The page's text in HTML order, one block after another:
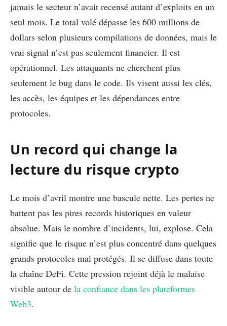
jamais le secteur n’avait recensé autant d’exploits en un
seul mois. Le total volé dépasse les 600 millions de
dollars selon plusieurs compilations de données, mais le
vrai signal n’est pas seulement financier. Il est
opérationnel. Les attaquants ne cherchent plus
seulement le bug dans le code. Ils visent aussi les clés,
les accès, les équipes et les dépendances entre
protocoles.
Un record qui change la
lecture du risque crypto
Le mois d’avril montre une bascule nette. Les pertes ne
battent pas les pires records historiques en valeur
absolue. Mais le nombre d’incidents, lui, explose. Cela
signifie que le risque n’est plus concentré dans quelques
grands protocoles mal protégés. Il se diffuse dans toute
la chaîne DeFi. Cette pression rejoint déjà le malaise
visible autour de la confiance dans les plateformes
Web3.